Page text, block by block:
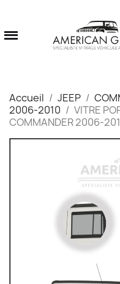
Accueil JEEP
2006-2010
VITRE
COMMANDER 2006-